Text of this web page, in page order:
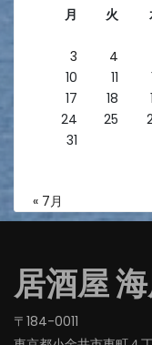
月 火
3
4
10
11
17
18
24
25
31
« 7月
居酒屋
〒184-0011